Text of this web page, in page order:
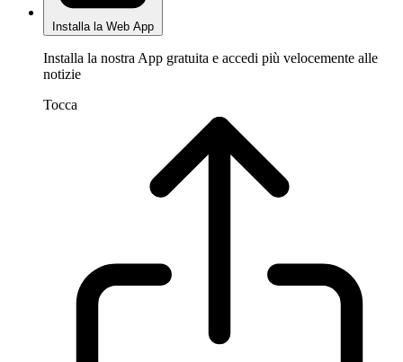
Installa la Web App
Installa la nostra App gratuita e accedi più velocemente alle
notizie
Tocca